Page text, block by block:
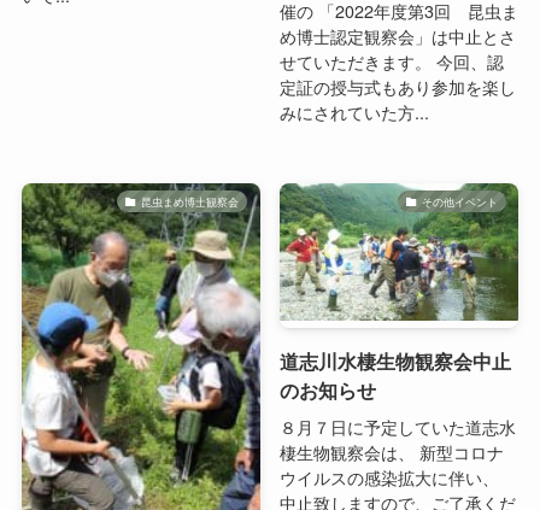
2022年度第3回昆虫まめ博
士認定観察会開催のお知ら
その他イベント
道志川水棲生物観察会中止
のお知らせ
８月７日に予定していた道志水
ウイルスの感染拡大に伴い、
中止致しますので、ご了承くだ